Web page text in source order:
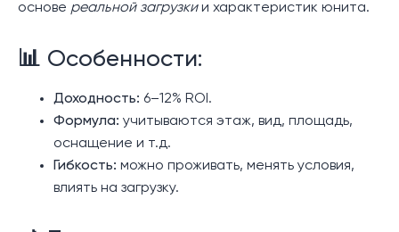
основе реальной загрузкии характеристик юнита.
📊 Особенности:
Доходность: 6–12% ROI.
Формула: учитываются этаж, вид, площадь,
оснащение и т.д.
Гибкость: можно проживать, менять условия,
влиять на загрузку.